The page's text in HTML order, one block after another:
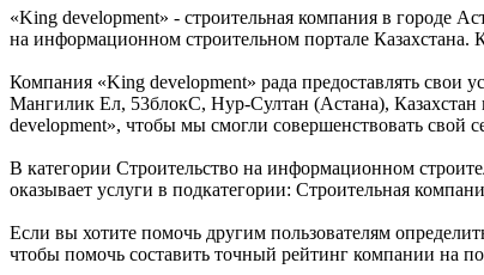
«King development» - строительная компания в городе
на информационном строительном портале
Компания «King development» рада предоставлять
Мангилик Ел, 53блокС, Нур-Султан (Астана),
development», чтобы мы смогли совершенствовать свой
В категории Строительство на информационном
оказывает услуги в подкатегории: Строительная
Если вы хотите помочь другим пользователям
чтобы помочь составить точный рейтинг компании на